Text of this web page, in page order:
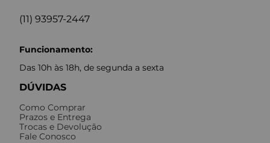
(11) 93957-2447
Funcionamento:
Das 10h às 18h, de segunda a sexta
DÚVIDAS
Como Comprar
Prazos e Entrega
Trocas e Devolução
Fale Conosco